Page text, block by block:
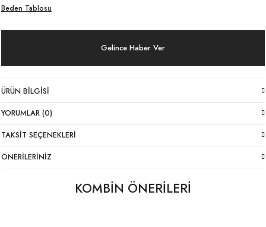
Beden Tablosu
Gelince Haber Ver
ÜRÜN BILGISI
YORUMLAR (0)
TAKSIT SEÇENEKLERI
ÖNERILERINIZ
KOMBİN ÖNERİLERİ